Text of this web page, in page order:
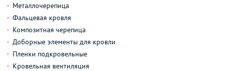
Металлочерепица
Фальцевая кровля
Композитная черепица
Доборные элементы для кровли
Пленки подкровельные
Кровельная вентиляция